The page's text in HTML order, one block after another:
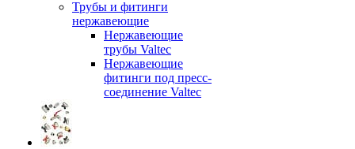
Трубы и фитинги
нержавеющие
Нержавеющие
трубы Valtec
Нержавеющие
фитинги под пресс-
соединение Valtec